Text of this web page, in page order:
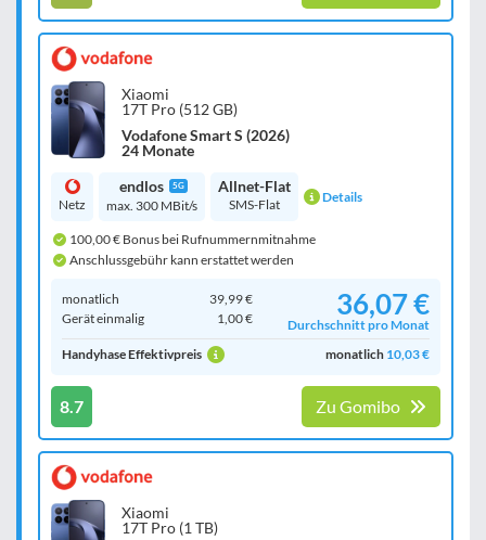
Xiaomi
17T Pro (512 GB)
Vodafone Smart S (2026)
24 Monate
Netz
endlos 5G
max. 300 MBit/s
Allnet-Flat
SMS-Flat Details
100,00 € Bonus bei Rufnummernmitnahme
Anschlussgebühr kann erstattet werden
monatlich
39,99 €
Gerät einmalig
1,00 € 36,07 €
Durchschnitt pro Monat
Handyhase Effektivpreis
monatlich 10,03 €
8.7 Zu Gomibo
Xiaomi
17T Pro (1 TB)